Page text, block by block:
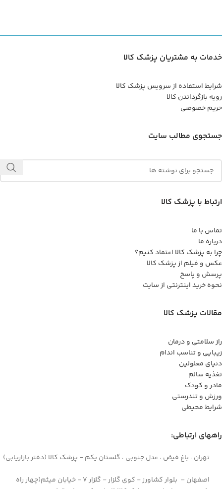
خدمات به مشتریان پزشک کالا
شرایط استفاده از سرویس پزشک کالا
رویه بازگرداندن کالا
حریم خصوصی
جستجوی مطالب سایت
ارتباط با پزشک کالا
تماس با ما
درباره ما
چرا به پزشک کالا اعتماد کنیم؟
عکس و فیلم از پزشک کالا
پرسش و پاسخ
نحوه خرید اینترنتی از سایت
مقالات پزشک کالا
راز سلامتی و درمان
زیبایی و تناسب اندام
دنیای معلولین
تغذیه سالم
مادر و کودک
ورزش و تندرستی
شرایط محیطی
راههای ارتباطی:
تهران ، باغ فیض ، عدل جنوبی ، گلستان یکم - پزشک کالا (دفتر بازاریابی)
اصفهان – بلوار کشاورز - کوی گلزار - گلزار 7 - خیابان میثم(چهار راه